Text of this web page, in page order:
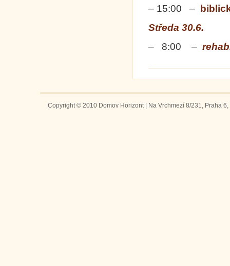
– 15:00 –
Středa 30.6.
– 8:00 –
Copyright © 2010 Domov Horizont | Na Vrchmezí 8/231, Praha